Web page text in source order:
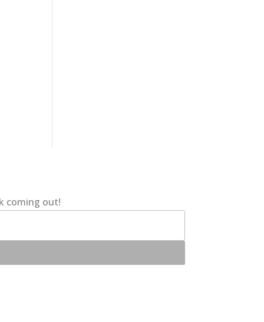
coming out!